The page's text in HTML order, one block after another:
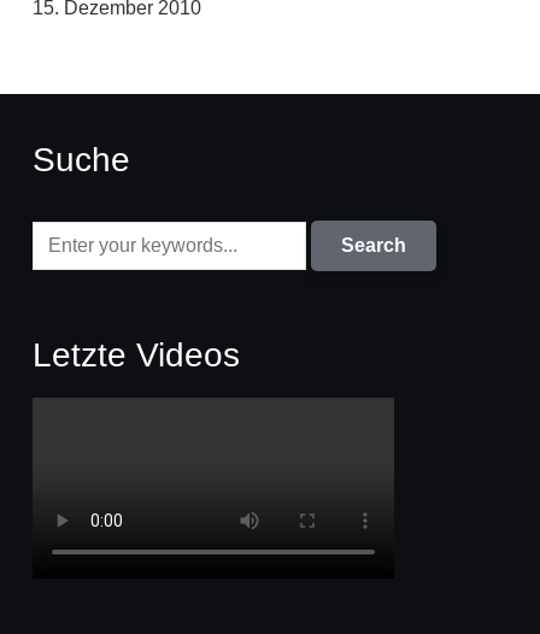
15. Dezember 2010
Suche
Letzte Videos